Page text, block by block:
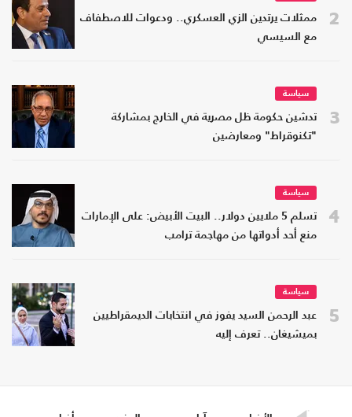
2
ممثلات يرتدين الزي العسكري.. ودعوات للاصطفاف
مع السيسي
3
سياسة
تدشين حكومة ظل مصرية في الخارج بمشاركة
"تكنوقراط" ومعارضين
4
سياسة
تسلم 5 ملايين دولار.. البيت الأبيض: على الإمارات
منع أحد أدواتها من مهاجمة ترامب
5
سياسة
عبد الرحمن السيد يفوز في انتخابات الديمقراطيين
بميشيغان.. تعرف إليه